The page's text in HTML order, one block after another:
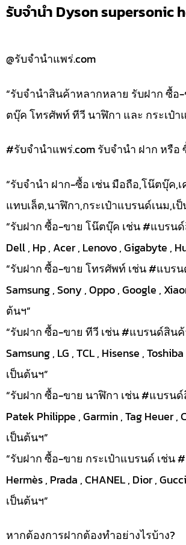
รับจำนำ Dyson supersonic
@รับจำนำแพร่.com
“รับจำนำสินค้าหลากหลาย รับฝาก ซื้อ
ตบุ๊ค โทรศัพท์ ทีวี นาฬิกา และ กระเป๋า
#รับจํานําแพร่.com รับจำนำ ฝาก หรือ
“รับจำนำ ฝาก-ซื้อ เช่น มือถือ,โน๊ตบุ๊ค,เ
แทบเล็ต,นาฬิกา,กระเป๋าแบรนด์เนม,เ
“รับฝาก ซื้อ-ขาย โน๊ตบุ๊ค เช่น #แบรน
Dell , Hp , Acer , Lenovo , Gigabyte ,
“รับฝาก ซื้อ-ขาย โทรศัพท์ เช่น #แบร
Samsung , Sony , Oppo , Google ,
ต้นฯ”
“รับฝาก ซื้อ-ขาย ทีวี เช่น #แบรนด์สินค้
Samsung , LG , TCL , Hisense ,
เป็นต้นฯ”
“รับฝาก ซื้อ-ขาย นาฬิกา เช่น #แบรน
Patek Philippe , Garmin , Tag Heuer ,
เป็นต้นฯ”
“รับฝาก ซื้อ-ขาย กระเป๋าแบรนด์ เช่น
Hermès , Prada , CHANEL , Dior ,
เป็นต้นฯ”
หากต้องการฝากต้องทำอย่างไรบ้าง?